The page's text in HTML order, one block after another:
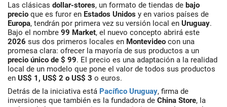
Las clásicas dollar-stores, un formato de tiendas de bajo
precio que es furor en Estados Unidos y en varios países de
Europa, tendrán por primera vez su versión local en Uruguay.
Bajo el nombre 99 Market, el nuevo concepto abrirá este
2026 sus dos primeros locales en Montevideo con una
promesa clara: ofrecer la mayoría de sus productos a un
precio único de $ 99. El precio es una adaptación a la realidad
local de un modelo que pone el valor de todos sus productos
en US$ 1, US$ 2 o US$ 3 o euros.
Detrás de la iniciativa está Pacífico Uruguay, firma de
inversiones que también es la fundadora de China Store, la